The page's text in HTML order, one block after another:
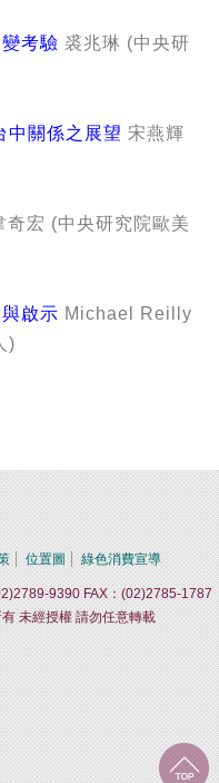
考驗 裘兆琳 (中央研
中關係之展望 宋燕輝
奇宏 (中央研究院歐美
啟示 Michael Reilly
)
位置圖 綠色消費宣導
9390 FAX：(02)2785-1787
未經授權 請勿任意轉載